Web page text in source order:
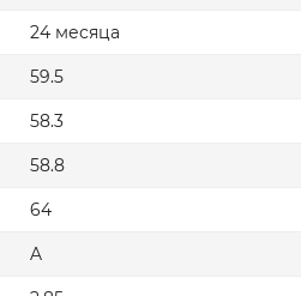
24 месяца
59.5
58.3
58.8
64
A